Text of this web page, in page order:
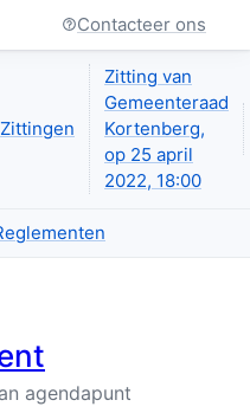
Contacteer ons
Zittingen
Zitting van
Gemeenteraad
Kortenberg,
op 25 april
2022, 18:00
agendapunt